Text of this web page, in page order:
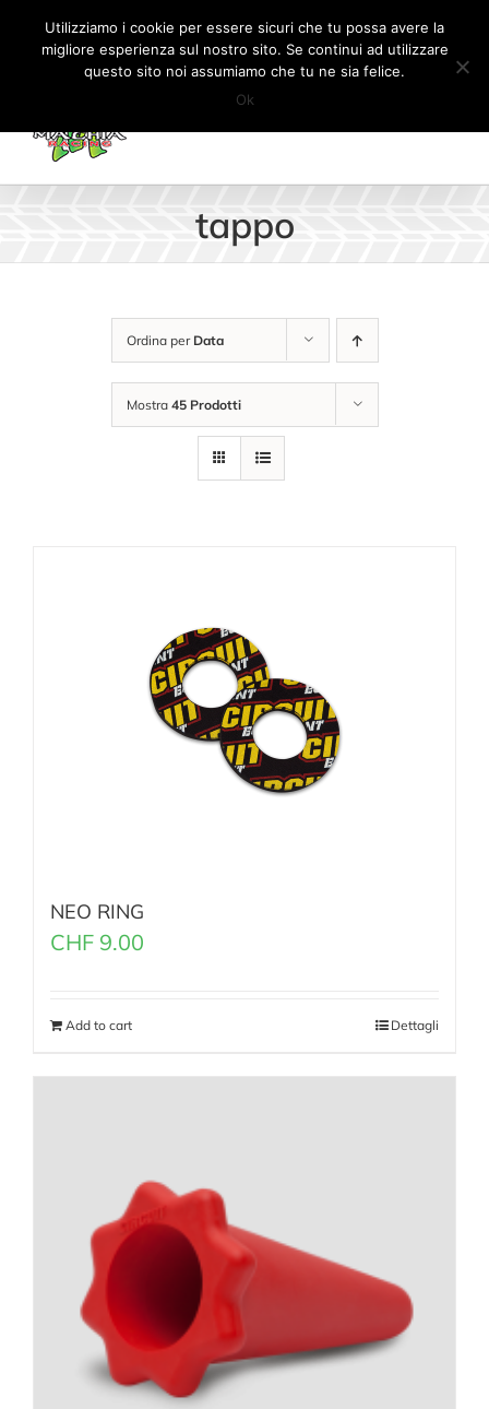
Salta
contenuto
Il mio account CARRELLO
tappo
Ordina per Data
Mostra 45 Prodotti
NEO RING
CHF 9.00
Add to cart Dettagli
Utilizziamo i cookie per essere sicuri che tu possa avere la
migliore esperienza sul nostro sito. Se continui ad utilizzare
questo sito noi assumiamo che tu ne sia felice.
Ok